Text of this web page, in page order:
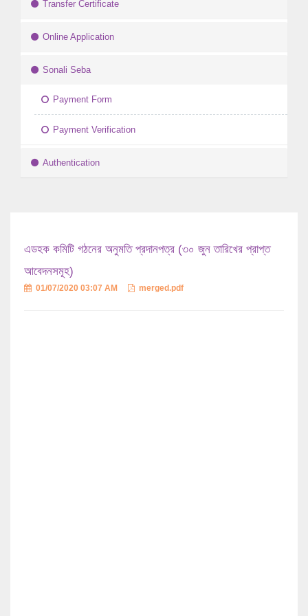
Transfer Certificate
Online Application
Sonali Seba
Payment Form
Payment Verification
Authentication
এডহক কমিটি গঠনের অনুমতি প্রদানপত্র (৩০ জুন তারিখের প্রাপ্ত
আবেদনসমূহ)
01/07/2020 03:07 AM merged.pdf